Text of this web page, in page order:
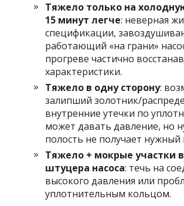
Тяжело только на
15 минут легче: неверная
спецификации,
работающий «на грани»
прогреве частично
характеристики.
Тяжело в одну сторону:
залипший золотник/
внутренние утечки по
может давать давление, но
полость не получает нужный
Тяжело + мокрые участки
штуцера насоса: течь на
высокого давления или
уплотнительным кольцом.